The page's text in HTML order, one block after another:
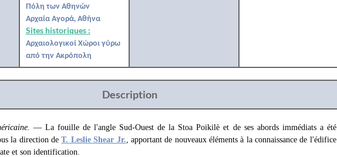
Πόλη των Αθηνών
Αρχαία Αγορά, Αθήνα
Sites historiques :
Αρχαιολογικοί Χώροι γύρω
από την Ακρόπολη
Description
— La fouille de l'angle Sud-Ouest de la Stoa Poikilè et de ses abords immédiats a été
la direction deT. Leslie Shear Jr., apportant de nouveaux éléments à la connaissance de l'édifice
et son identification.